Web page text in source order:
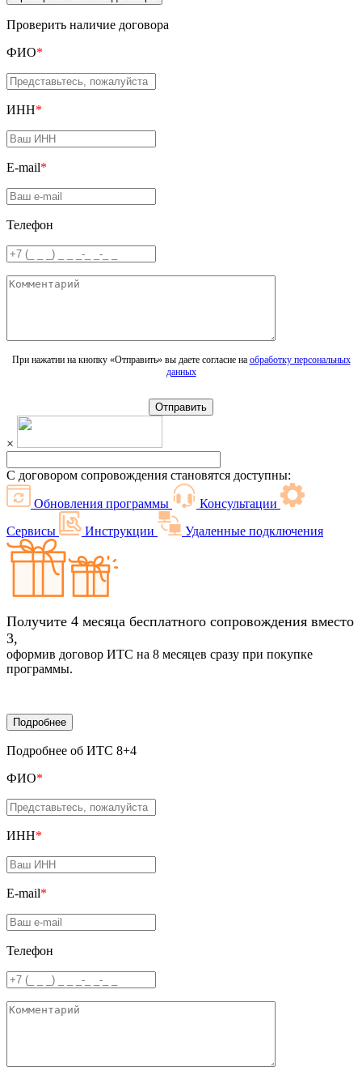
Проверить наличие договора
ФИО*
ИНН*
E-mail*
Телефон
При нажатии на кнопку «Отправить» вы даете согласие на обработку персональных
данных
Отправить
×
С договором сопровождения становятся доступны:
Обновления программы
Консультации
Сервисы
Инструкции Удаленные подключения
Получите 4 месяца бесплатного сопровождения вместо
3,
оформив договор ИТС на 8 месяцев сразу при покупке
программы.
Подробнее
Подробнее об ИТС 8+4
ФИО*
ИНН*
E-mail*
Телефон